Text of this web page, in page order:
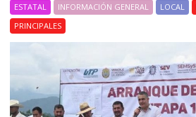
ESTATAL INFORMACIÓN GENERAL LOCAL
PRINCIPALES